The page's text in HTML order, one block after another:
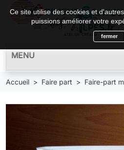
MENU
Accueil Faire part Faire-part
Ce site utilise des cookies et
puissions améliorer votre
fermer